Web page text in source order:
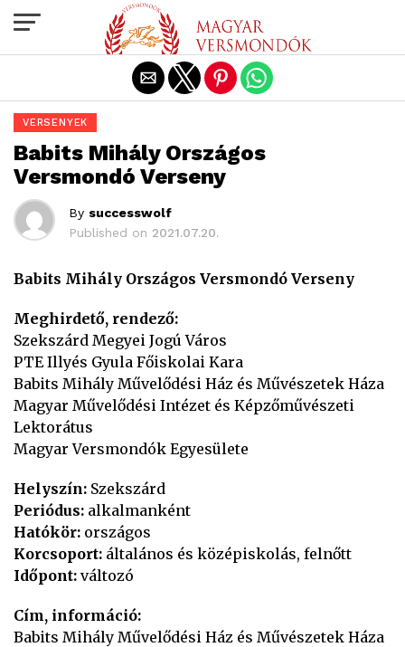
VERSENYEK
Babits Mihály Országos
Versmondó Verseny
By successwolf
Published on 2021.07.20.
Babits Mihály Országos Versmondó Verseny
Meghirdető, rendező:
Szekszárd Megyei Jogú Város
PTE Illyés Gyula Főiskolai Kara
Babits Mihály Művelődési Ház és Művészetek Háza
Magyar Művelődési Intézet és Képzőművészeti
Lektorátus
Magyar Versmondók Egyesülete
Helyszín: Szekszárd
Periódus: alkalmanként
Hatókör: országos
Korcsoport: általános és középiskolás, felnőtt
Időpont: változó
Cím, információ:
Babits Mihály Művelődési Ház és Művészetek Háza
Exit mobile version